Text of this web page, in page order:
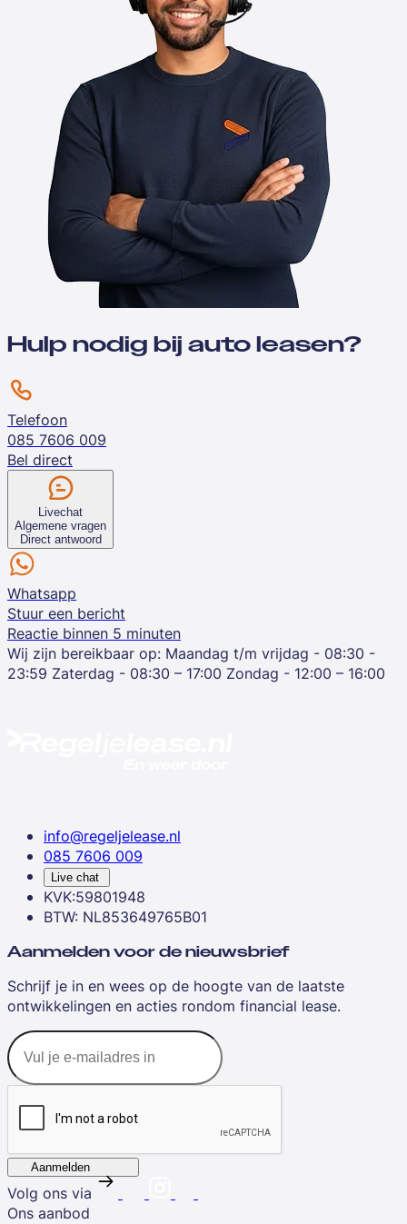
Hulp nodig bij auto leasen?
Telefoon
085 7606 009
Bel direct
Livechat
Algemene vragen
Direct antwoord
Whatsapp
Stuur een bericht
Reactie binnen 5 minuten
Wij zijn bereikbaar op: Maandag t/m vrijdag - 08:30 -
23:59 Zaterdag - 08:30 – 17:00 Zondag - 12:00 – 16:00
info@regeljelease.nl
085 7606 009
Live chat
KVK:59801948
BTW: NL853649765B01
Aanmelden voor de nieuwsbrief
Schrijf je in en wees op de hoogte van de laatste
ontwikkelingen en acties rondom financial lease.
Aanmelden
Volg ons via
Ons aanbod